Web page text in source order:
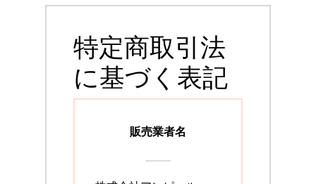
特定商取引法
に基づく表記
販売業者名